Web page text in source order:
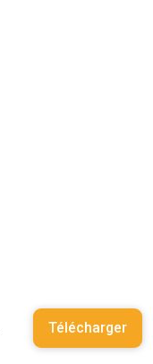
Télécharger